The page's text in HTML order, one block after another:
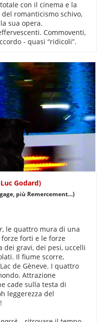
con il cinema e la
romanticismo schivo,
sua opera.
Commoventi,
- quasi “ridicoli”.
Godard)
più Remercement…)
, le quattro mura di una
forze forti e le forze
dei gravi, dei pesi, uccelli
Il fiume scorre,
de Gèneve. I quattro
Attrazione
cade sulla testa di
leggerezza del